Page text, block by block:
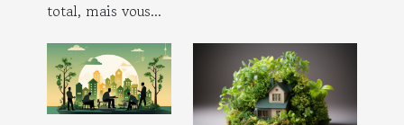
total, mais vous...